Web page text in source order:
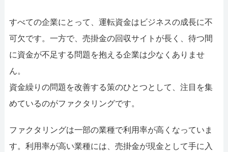
お問合せ
査定依頼
ファクタリングで即日資金調達
すべての企業にとって、運転資金はビジネスの成長に不
可欠です。一方で、売掛金の回収サイトが長く、待つ間
に資金が不足する問題を抱える企業は少なくありませ
ん。
資金繰りの問題を改善する策のひとつとして、注目を集
めているのがファクタリングです。
ファクタリングは一部の業種で利用率が高くなっていま
す。利用率が高い業種には、売掛金が現金として手に入